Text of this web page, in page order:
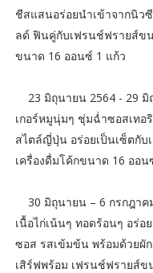
ชีสแสนอร่อยนำเข้าจากนิว
ลด์ ฟินคู่กับเฟรนช์ฟรายส์ข
ขนาด 16 ออนซ์ 1 แก้ว
23 มิถุนายน 2564 - 29 มิ
เกอร์หมูนุ่มๆ ชุ่มฉ่ำซอสเทอ
สไตล์ญี่ปุ่น อร่อยเป็นเซ็ตกั
เครื่องดื่มโค้กขนาด 16 ออน
30 มิถุนายน – 6 กรกฎาค
เนื้อไก่เน้นๆ ทอดร้อนๆ อร่อ
ซอส รสเข้มข้น พร้อมด้วยผั
เสิร์ฟพร้อม เฟรนช์ฟรายส์ข